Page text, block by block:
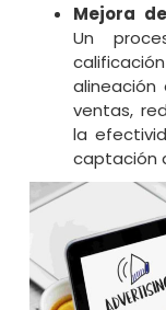
Mejora
Un
ventas,
la
captación